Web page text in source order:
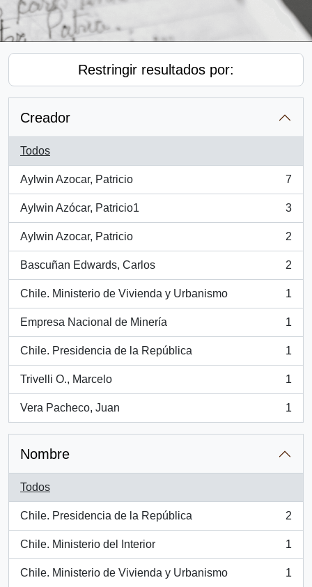
Restringir resultados por:
Creador
Todos
Aylwin Azocar, Patricio
, 7 resultados
7
Aylwin Azócar, Patricio1
, 3 resultados
3
Aylwin Azocar, Patricio
, 2 resultados
2
Bascuñan Edwards, Carlos
, 2 resultados
2
Chile. Ministerio de Vivienda y Urbanismo
, 1 resultados
1
Empresa Nacional de Minería
, 1 resultados
1
Chile. Presidencia de la República
, 1 resultados
1
Trivelli O., Marcelo
, 1 resultados
1
Vera Pacheco, Juan
, 1 resultados
1
Nombre
Todos
Chile. Presidencia de la República
, 2 resultados
2
Chile. Ministerio del Interior
, 1 resultados
1
Chile. Ministerio de Vivienda y Urbanismo
, 1 resultados
1